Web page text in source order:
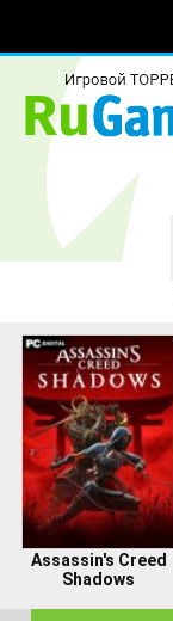
Assassin's Creed
Shadows